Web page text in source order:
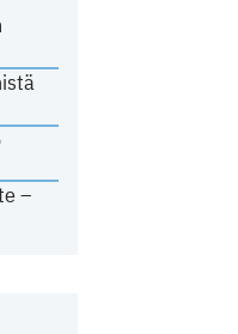
–